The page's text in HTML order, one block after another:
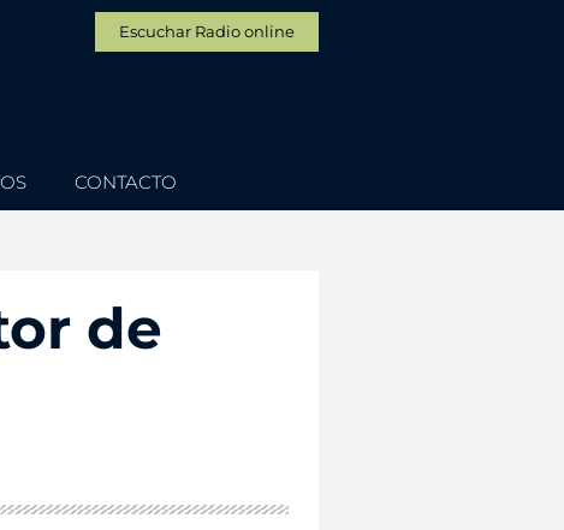
Escuchar Radio online
CONTACTO
de